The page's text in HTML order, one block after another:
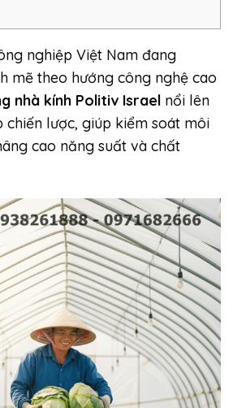
nghiệp Việt Nam đang
mẽ theo hướng công nghệ cao
nhà kính Politiv Israel nổi lên
chiến lược, giúp kiểm soát môi
cao năng suất và chất